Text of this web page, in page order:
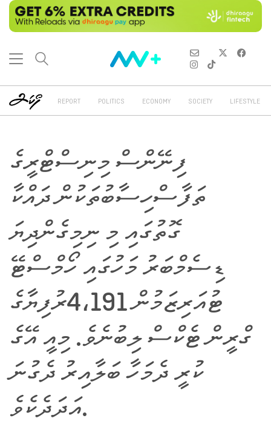
REPORT POLITICS ECONOMY SOCIETY LIFESTYLE
ފިނޭންސް މިނިސްޓްރީގެ
ތަފާސްހިސާބުތަކުން ދައްކާ
ގޮތުގައި މި ނިމިގެންދިޔަ
ޑިސެމްބަރު މަހުގައި ހޯމްސްޓޭ
ޓުއަރިޒަމުން 4،191ރުފިޔާގެ
ގްރީން ޓެކްސް ލިބުނެވެ. މިއީ އޭގެ
ކުރީ ދެމަހާ ބަލާއިރު ދެގުނަ
އަދަދެކެވެ.